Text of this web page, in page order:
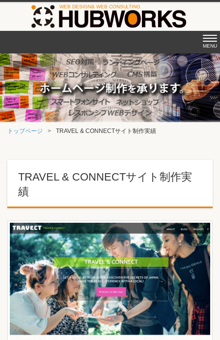
MENU
トップページ TRAVEL & CONNECTサイト制作実績
TRAVEL & CONNECTサイト制作実
績